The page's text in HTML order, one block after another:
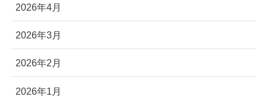
2026年4月
2026年3月
2026年2月
2026年1月